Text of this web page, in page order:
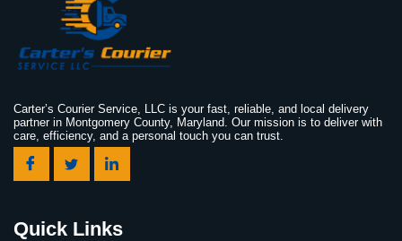
Carter’s Courier Service, LLC is your fast, reliable, and local delivery
partner in Montgomery County, Maryland. Our mission is to deliver with
care, efficiency, and a personal touch you can trust.
Quick Links